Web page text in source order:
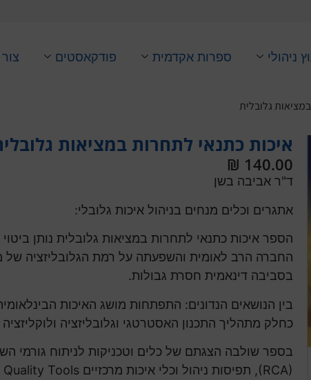
ניהולי ספרות אקדמית פודקאסטים
גלובלית
איכות כתנאי לתחרות במציאות
₪ 140.00
ד"ר אביבה בשן
אתגרים וכלים מנחים בניהול איכות גלובלי:
הספר איכות כתנאי לתחרות במציאות גלובלית נותן
החברה הרב לאומית והשפעתה על רמת הגלובליזציה של
בסביבה דינאמית חסרת גבולות.
בין הנושאים הנדונים: התפתחות מושג האיכות
כחלק מתהליך התכנון האסטרטגי וגלובליזציה